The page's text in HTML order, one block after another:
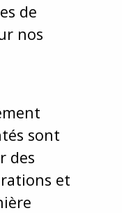
de
nos
sont
des
et